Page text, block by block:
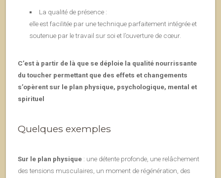
La qualité de présence :
elle est facilitée par une technique parfaitement intégrée et
soutenue par le travail sur soi et l’ouverture de cœur.
C’est à partir de là que se déploie la qualité nourrissante
du toucher permettant que des effets et changements
s’opèrent sur le plan physique, psychologique, mental et
spirituel
Quelques exemples
Sur le plan physique : une détente profonde, une relâchement
des tensions musculaires, un moment de régénération, des